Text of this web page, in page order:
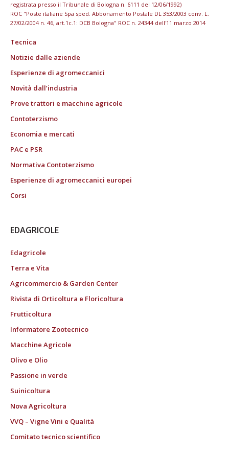
registrata presso il Tribunale di Bologna n. 6111 del 12/06/1992)
ROC "Poste italiane Spa sped. Abbonamento Postale DL 353/2003 conv. L.
27/02/2004 n. 46, art.1c.1: DCB Bologna" ROC n. 24344 dell'11 marzo 2014
Tecnica
Notizie dalle aziende
Esperienze di agromeccanici
Novità dall’industria
Prove trattori e macchine agricole
Contoterzismo
Economia e mercati
PAC e PSR
Normativa Contoterzismo
Esperienze di agromeccanici europei
Corsi
EDAGRICOLE
Edagricole
Terra e Vita
Agricommercio & Garden Center
Rivista di Orticoltura e Floricoltura
Frutticoltura
Informatore Zootecnico
Macchine Agricole
Olivo e Olio
Passione in verde
Suinicoltura
Nova Agricoltura
VVQ – Vigne Vini e Qualità
Comitato tecnico scientifico